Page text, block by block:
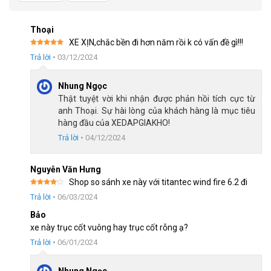
Xe Đạp Đua DTFLY R-5009 sử dụng hệ thống phanh đĩa cơ heo
dầu, đảm bảo hiệu suất phanh mạnh mẽ và ổn định.
Hệ thống này sử dụng dầu để truyền tải lực phanh, giúp phân bổ
lực phanh đều và mạnh mẽ hơn, đồng thời giảm thiểu ảnh
hưởng từ bụi bẩn và độ ẩm, tăng độ bền và đảm bảo an toàn
khi điều khiển xe.
Thoại
Được xếp
hạng5 5
XE XỊN,chắc bền đi hơn năm rồi k có vấn đề gì!!!
Trả lời • 03/12/2024
Nhung Ngọc
Thật tuyệt vời khi nhận được phản hồi tích cực từ
anh Thoại. Sự hài lòng của khách hàng là mục tiêu
hàng đầu của XEDAPGIAKHO!
Trả lời • 04/12/2024
Nguyễn Văn Hưng
Được
xếp
5 sao
Shop so sánh xe này với titantec wind fire 6.2 đi
Trả lời • 06/03/2024
Bảo
xe này trục cốt vuông hay trục cốt rỗng ạ?
Trả lời • 06/01/2024